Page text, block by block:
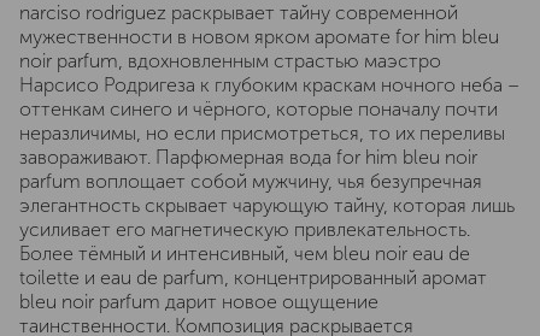
narciso rodriguez раскрывает тайну современной
мужественности в новом ярком аромате for him bleu
noir parfum, вдохновленным страстью маэстро
Нарсисо Родригеза к глубоким краскам ночного неба –
оттенкам синего и чёрного, которые поначалу почти
неразличимы, но если присмотреться, то их переливы
завораживают. Парфюмерная вода for him bleu noir
parfum воплощает собой мужчину, чья безупречная
элегантность скрывает чарующую тайну, которая лишь
усиливает его магнетическую привлекательность.
Более тёмный и интенсивный, чем bleu noir eau de
toilette и eau de parfum, концентрированный аромат
bleu noir parfum дарит новое ощущение
таинственности. Композиция раскрывается